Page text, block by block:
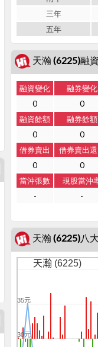
三年
五年
天瀚 (6225)融
融資變化 融券變化
0
0
融資餘額
融券餘額
0
0
借券賣出
借券賣出
0
0
當沖張數
現股當沖
-
-
天瀚 (6225)八
天瀚 (6225)
30元
35元